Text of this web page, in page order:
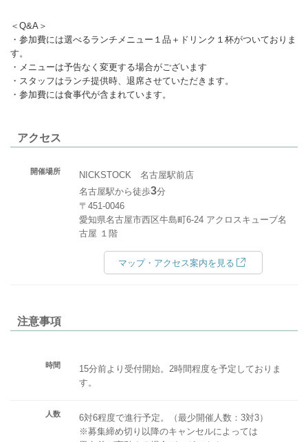
＜Q&A＞
・参加費には選べるランチメニュー１品＋ドリンク１杯がついておりま
す。
・メニューは予告なく変更する場合がございます
・スタッフはランチ提供時、退席させていただきます。
・参加費には食事代が含まれています。
アクセス
開催場所
NICKSTOCK 名古屋駅前店
名古屋駅から徒歩3分
〒451-0046
愛知県名古屋市西区牛島町6-24 アクロスキューブ名
古屋 １階
マップ・アクセス案内を見る
注意事項
時間
15分前より受付開始。2時間程度を予定しておりま
す。
人数
6対6程度で進行予定。（最少開催人数：3対3）
※募集締め切り以降のキャンセルによっては